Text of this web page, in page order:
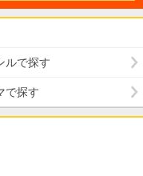
ルで探す
で探す